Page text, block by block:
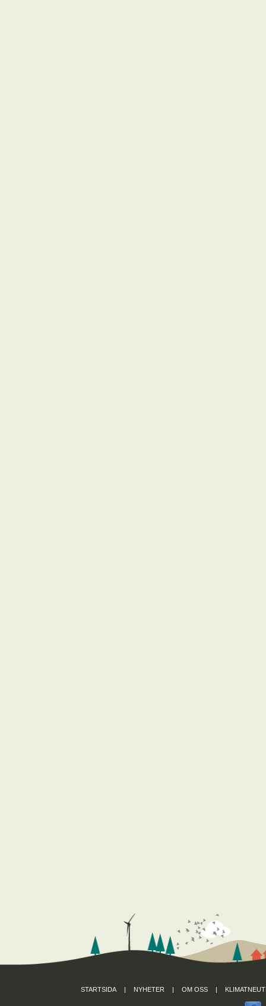
STARTSIDA | NYHETER | OM OSS |